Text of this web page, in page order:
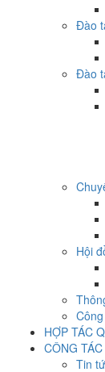
Đào
Đào
Hội
HỢP TÁC
CÔNG
Tin